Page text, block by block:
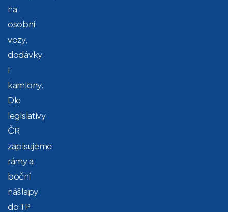
na
osobní
vozy,
dodávky
i
kamiony.
Dle
legislativy
ČR
zapisujeme
rámy a
boční
nášlapy
do TP